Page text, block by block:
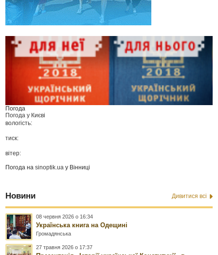
Погода
Погода у Києві
вологість:
тиск:
вітер:
Погода наsinoptik.ua у Вінниці
Новини Дивитися всі
08 червня 2026 о 16:34
Українська книга на Одещині
Громадянська
27 травня 2026 о 17:37